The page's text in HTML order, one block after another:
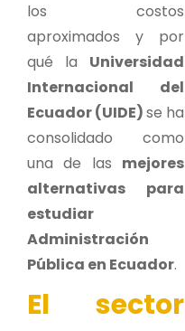
los costos
aproximados y por
qué la Universidad
Internacional del
Ecuador (UIDE)se ha
consolidado como
una de las mejores
alternativas para
estudiar
Administración
Pública en Ecuador.
El sector